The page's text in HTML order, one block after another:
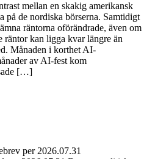
mellan en skakig amerikansk
på de nordiska börserna. Samtidigt
räntorna oförändrade, även om
räntor kan ligga kvar längre än
Månaden i korthet AI-
av AI-fest kom
[…]
per 2026.07.31